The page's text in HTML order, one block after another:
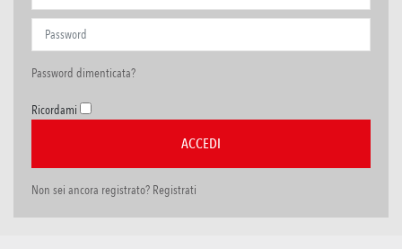
Password dimenticata?
Ricordami
Non sei ancora registrato? Registrati